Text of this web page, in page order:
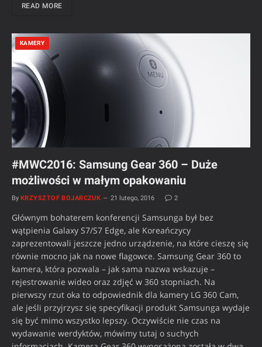
READ MORE
KAMERY
#MWC2016: Samsung Gear 360 – Duże
możliwości w małym opakowaniu
By KRZYSZTOF BOJARCZUK 21 lutego, 2016 2
Głównym bohaterem konferencji Samsunga był bez
wątpienia Galaxy S7/S7 Edge, ale Koreańczycy
zaprezentowali jeszcze jedno urządzenie, na które cieszę się
równie mocno jak na nowe flagowce. Samsung Gear 360 to
kamera, która pozwala – jak sama nazwa wskazuje –
rejestrowanie wideo oraz zdjęć w 360 stopniach. Na
pierwszy rzut oka to odpowiednik dla kamery LG 360 Cam,
ale jeśli przyjrzysz się specyfikacji produkt Samsunga wydaje
się być mimo wszystko lepszy. Oczywiście nie czas na
wydawanie werdyktów, mówimy tutaj o suchych